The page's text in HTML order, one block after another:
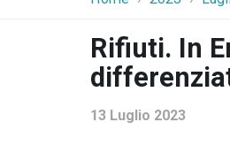
Rifiuti. In
13 Luglio 2023